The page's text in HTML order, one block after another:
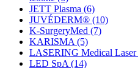
JETT Plasma (6)
JUVÉDERM® (10)
K-SurgeryMed (7)
KARISMA (5)
LASERING Medical Laser
LED SpA (14)